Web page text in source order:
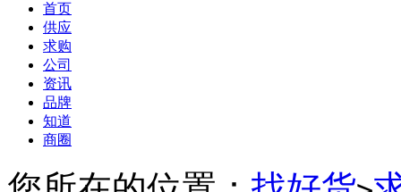
首页
供应
求购
公司
资讯
品牌
知道
商圈